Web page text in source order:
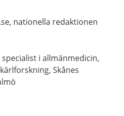
nationella redaktionen
specialist i allmänmedicin,
Skånes